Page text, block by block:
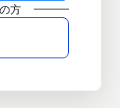
方